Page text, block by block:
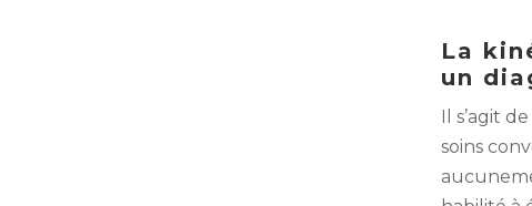
La
un
Il s’agit
soins